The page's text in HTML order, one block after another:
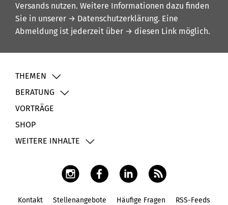
Versands nutzen. Weitere Informationen dazu finden
Sie in unserer → Datenschutzerklärung. Eine
Abmeldung ist jederzeit über → diesen Link möglich.
THEMEN
BERATUNG
VORTRÄGE
SHOP
WEITERE INHALTE
Kontakt Stellenangebote Häufige Fragen RSS-Feeds